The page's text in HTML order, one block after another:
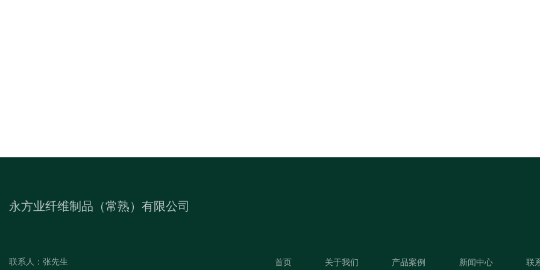
永方业纤维制品（常熟）有限公司
联系人：张先生 首页 关于我们 产品案例 新闻中心 联